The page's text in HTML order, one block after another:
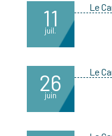
11
juil.
Le
26
juin
Le